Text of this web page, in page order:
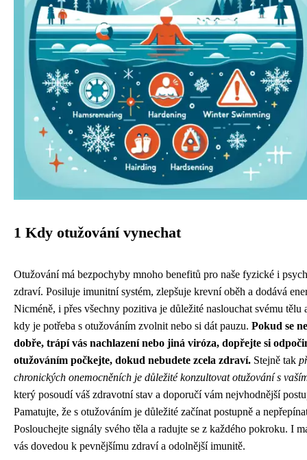
1 Kdy otužování vynechat
Otužování má bezpochyby mnoho benefitů pro naše fyzické i
zdraví. Posiluje imunitní systém, zlepšuje krevní oběh a dodává
Nicméně, i přes všechny pozitiva je důležité naslouchat svému tělu
kdy je potřeba s otužováním zvolnit nebo si dát pauzu. Pokud se
dobře, trápí vás nachlazení nebo jiná viróza, dopřejte si
otužováním počkejte, dokud nebudete zcela zdraví. Stejně tak
chronických onemocněních je důležité konzultovat otužování s
který posoudí váš zdravotní stav a doporučí vám nejvhodnější
Pamatujte, že s otužováním je důležité začínat postupně a
Poslouchejte signály svého těla a radujte se z každého pokroku. I
vás dovedou k pevnějšímu zdraví a odolnější imunitě.